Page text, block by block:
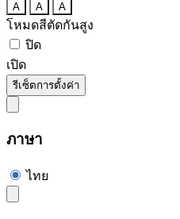
A A A
โหมดสีตัดกันสูง
ปิด
เปิด
รีเซ็ตการตั้งค่า
ภาษา
ไทย